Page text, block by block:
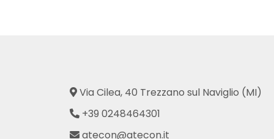
Via Cilea, 40 Trezzano sul Naviglio (MI)
+39 0248464301
atecon@atecon.it